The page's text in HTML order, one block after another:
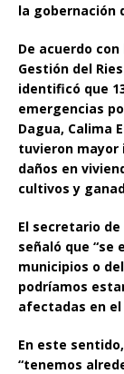
la gobernación
De acuerdo
Gestión del
identificó que
emergencias
Dagua, Calima
tuvieron mayor
daños en
cultivos y
El secretario
señaló que “se
municipios o
podríamos
afectadas en el
En este
“tenemos